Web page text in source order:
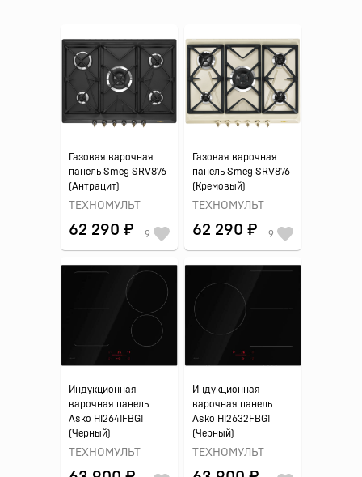
Газовая варочная
панель Smeg SRV876
(Антрацит)
ТЕХНОМУЛЬТ
62 290 ₽ 9
Газовая варочная
панель Smeg SRV876
(Кремовый)
ТЕХНОМУЛЬТ
62 290 ₽ 9
Индукционная
варочная панель
Asko HI2641FBG1
(Черный)
ТЕХНОМУЛЬТ
Индукционная
варочная панель
Asko HI2632FBG1
(Черный)
ТЕХНОМУЛЬТ